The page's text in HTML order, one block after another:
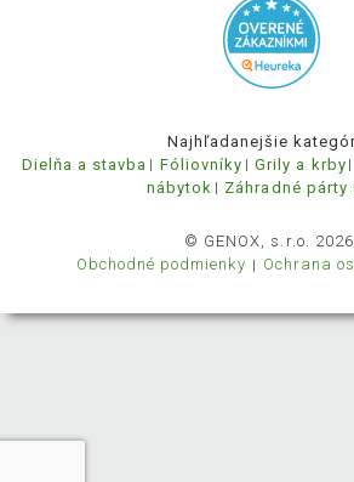
Najhľadanejšie
Dielňa a stavba
Fóliovníky Grily a krby
nábytok
Záhradné párty
© GENOX, s.r.o.
Obchodné podmienky
Ochrana